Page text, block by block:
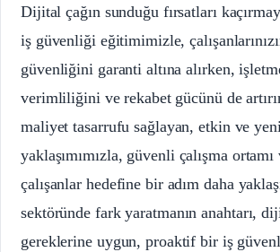
Dijital çağın sunduğu fırsatları
iş güvenliği eğitimimizle,
güvenliğini garanti altına alırken,
verimliliğini ve rekabet gücünü de
maliyet tasarrufu sağlayan, etkin ve
yaklaşımımızla, güvenli çalışma
çalışanlar hedefine bir adım daha
sektöründe fark yaratmanın anahtarı,
gereklerine uygun, proaktif bir iş